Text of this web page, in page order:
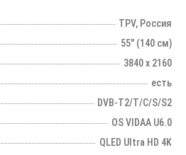
TPV, Россия
55" (140 см)
3840 х 2160
есть
DVB-T2/T/C/S/S2
OS VIDAA U6.0
QLED Ultra HD 4K